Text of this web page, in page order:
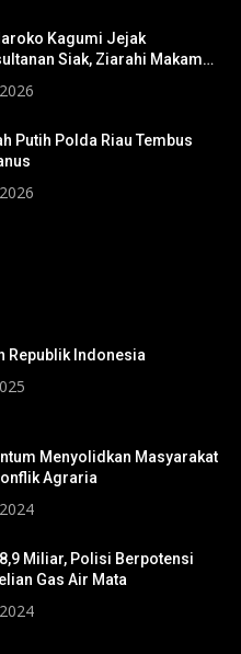
Kagumi Jejak
Siak, Ziarahi Makam
Pekanbaru
Putih Polda Riau Tembus
Republik Indonesia
Menyolidkan Masyarakat
Agraria
Miliar, Polisi Berpotensi
Gas Air Mata